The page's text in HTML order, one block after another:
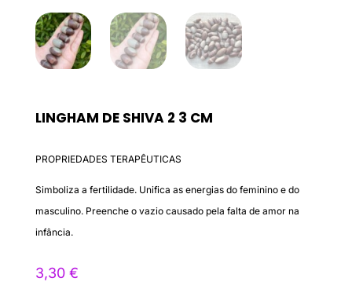
LINGHAM DE SHIVA 2 3 CM
PROPRIEDADES TERAPÊUTICAS
Simboliza a fertilidade. Unifica as energias do feminino e do
masculino. Preenche o vazio causado pela falta de amor na
infância.
3,30 €